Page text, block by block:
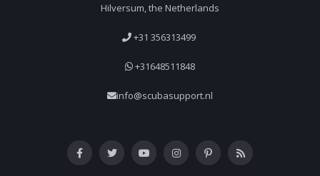
Hilversum, the Netherlands
+31 356313499
+31648511848
info@scubasupport.nl